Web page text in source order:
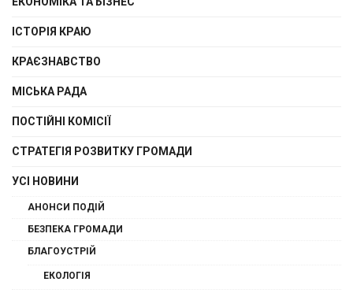
ІСТОРІЯ КРАЮ
КРАЄЗНАВСТВО
МІСЬКА РАДА
ПОСТІЙНІ КОМІСІЇ
СТРАТЕГІЯ РОЗВИТКУ ГРОМАДИ
УСІ НОВИНИ
АНОНСИ ПОДІЙ
БЕЗПЕКА ГРОМАДИ
БЛАГОУСТРІЙ
ЕКОЛОГІЯ